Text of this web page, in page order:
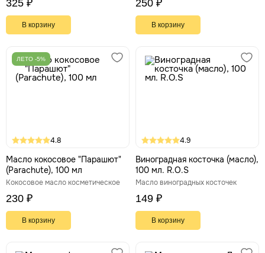
325 ₽
В корзину
250 ₽
В корзину
ЛЕТО -5%
4.8
Масло кокосовое "Парашют"
(Parachute), 100 мл
Кокосовое масло косметическое
230 ₽
В корзину
4.9
Виноградная косточка (масло),
100 мл. R.O.S
Масло виноградных косточек
149 ₽
В корзину